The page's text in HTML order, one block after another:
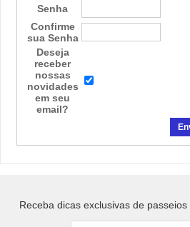
Senha
Confirme
sua Senha
Deseja
receber
nossas
novidades
em seu
email?
Receba dicas exclusivas de